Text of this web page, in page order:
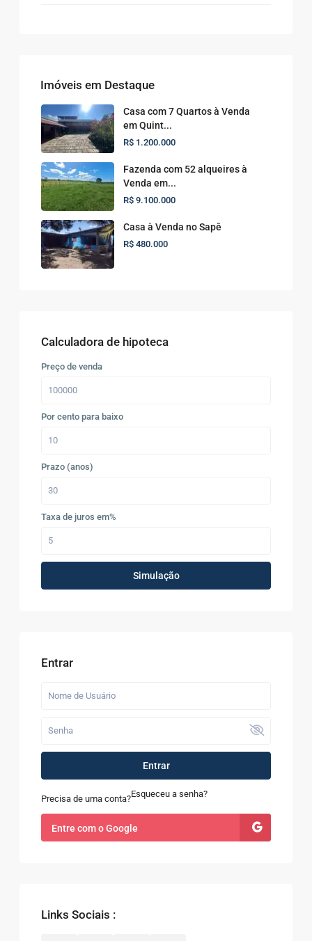
Imóveis em Destaque
Casa com 7 Quartos à Venda
em Quint...
R$ 1.200.000
Fazenda com 52 alqueires à
Venda em...
R$ 9.100.000
Casa à Venda no Sapê
R$ 480.000
Calculadora de hipoteca
Preço de venda
Por cento para baixo
Prazo (anos)
Taxa de juros em%
Simulação
Entrar
Entrar
Precisa de uma conta?Esqueceu a senha?
Entre com o Google
Links Sociais :